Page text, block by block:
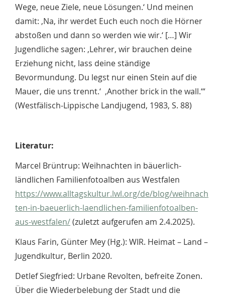
Wege, neue Ziele, neue Lösungen.‘ Und meinen
damit: ‚Na, ihr werdet Euch euch noch die Hörner
abstoßen und dann so werden wie wir.‘ […] Wir
Jugendliche sagen: ‚Lehrer, wir brauchen deine
Erziehung nicht, lass deine ständige
Bevormundung. Du legst nur einen Stein auf die
Mauer, die uns trennt.‘ ‚Another brick in the wall.‘“
(Westfälisch-Lippische Landjugend, 1983, S. 88)
Literatur:
Marcel Brüntrup: Weihnachten in bäuerlich-
ländlichen Familienfotoalben aus Westfalen
https://www.alltagskultur.lwl.org/de/blog/weihnach
ten-in-baeuerlich-laendlichen-familienfotoalben-
aus-westfalen/(zuletzt aufgerufen am 2.4.2025).
Klaus Farin, Günter Mey (Hg.): WIR. Heimat – Land –
Jugendkultur, Berlin 2020.
Detlef Siegfried: Urbane Revolten, befreite Zonen.
Über die Wiederbelebung der Stadt und die